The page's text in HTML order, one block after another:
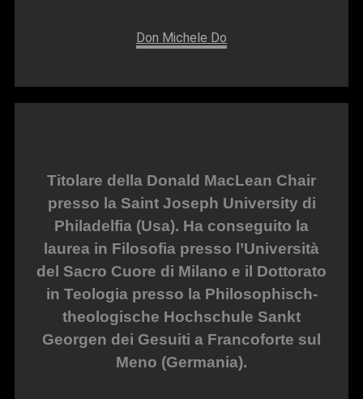
Don Michele Do
Titolare della Donald MacLean Chair
presso la Saint Joseph University di
Philadelfia (Usa). Ha conseguito la
laurea in Filosofia presso l’Università
del Sacro Cuore di Milano e il Dottorato
in Teologia presso la Philosophisch-
theologische Hochschule Sankt
Georgen dei Gesuiti a Francoforte sul
Meno (Germania).